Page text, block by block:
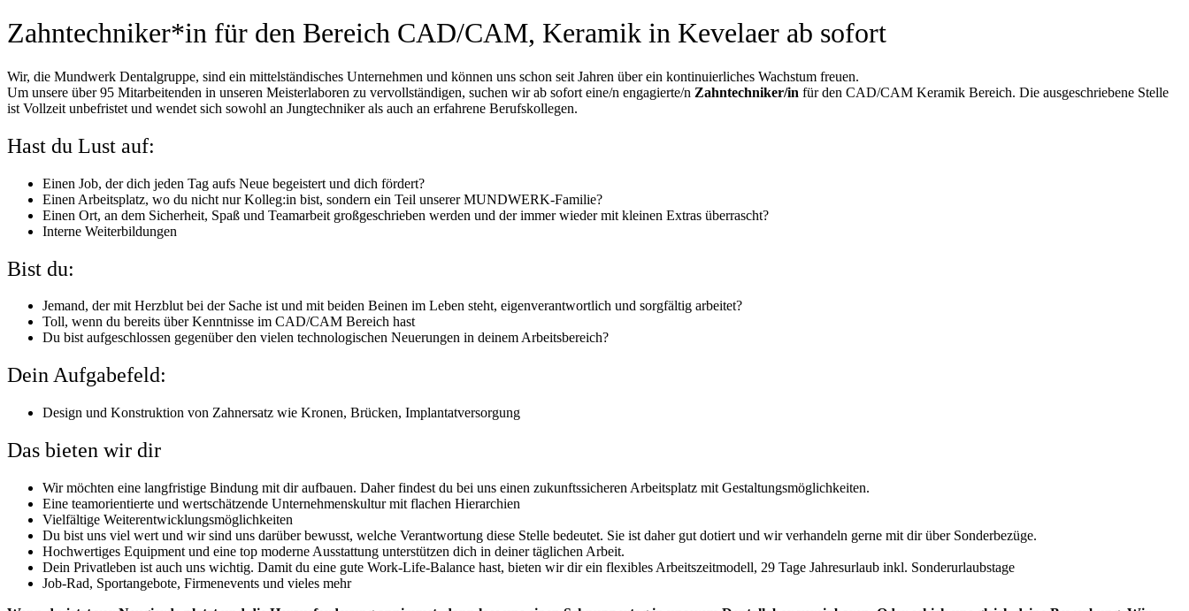
Zahntechniker*in für den Bereich CAD/CAM, Keramik in Kevelaer ab sofort
Wir, die Mundwerk Dentalgruppe, sind ein mittelständisches Unternehmen und können uns schon seit Jahren über ein kontinuierliches Wachstum freuen.
Um unsere über 95 Mitarbeitenden in unseren Meisterlaboren zu vervollständigen, suchen wir ab sofort eine/n engagierte/n Zahntechniker/in für den CAD/CAM Keramik Bereich. Die ausgeschriebene Stelle
ist Vollzeit unbefristet und wendet sich sowohl an Jungtechniker als auch an erfahrene Berufskollegen.
Hast du Lust auf:
Einen Job, der dich jeden Tag aufs Neue begeistert und dich fördert?
Einen Arbeitsplatz, wo du nicht nur Kolleg:in bist, sondern ein Teil unserer MUNDWERK-Familie?
Einen Ort, an dem Sicherheit, Spaß und Teamarbeit großgeschrieben werden und der immer wieder mit kleinen Extras überrascht?
Interne Weiterbildungen
Bist du:
Jemand, der mit Herzblut bei der Sache ist und mit beiden Beinen im Leben steht, eigenverantwortlich und sorgfältig arbeitet?
Toll, wenn du bereits über Kenntnisse im CAD/CAM Bereich hast
Du bist aufgeschlossen gegenüber den vielen technologischen Neuerungen in deinem Arbeitsbereich?
Dein Aufgabefeld:
Design und Konstruktion von Zahnersatz wie Kronen, Brücken, Implantatversorgung
Das bieten wir dir
Wir möchten eine langfristige Bindung mit dir aufbauen. Daher findest du bei uns einen zukunftssicheren Arbeitsplatz mit Gestaltungsmöglichkeiten.
Eine teamorientierte und wertschätzende Unternehmenskultur mit flachen Hierarchien
Vielfältige Weiterentwicklungsmöglichkeiten
Du bist uns viel wert und wir sind uns darüber bewusst, welche Verantwortung diese Stelle bedeutet. Sie ist daher gut dotiert und wir verhandeln gerne mit dir über Sonderbezüge.
Hochwertiges Equipment und eine top moderne Ausstattung unterstützen dich in deiner täglichen Arbeit.
Dein Privatleben ist auch uns wichtig. Damit du eine gute Work-Life-Balance hast, bieten wir dir ein flexibles Arbeitszeitmodell, 29 Tage Jahresurlaub inkl. Sonderurlaubstage
Job-Rad, Sportangebote, Firmenevents und vieles mehr